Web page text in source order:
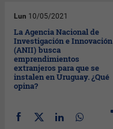
Lun 10/05/2021
La Agencia Nacional de
Investigación e Innovación
(ANII) busca
emprendimientos
extranjeros para que se
instalen en Uruguay. ¿Qué
opina?